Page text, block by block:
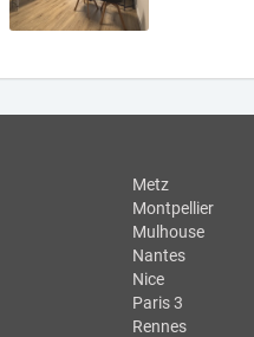
Metz
Montpellier
Mulhouse
Nantes
Nice
Paris 3
Rennes